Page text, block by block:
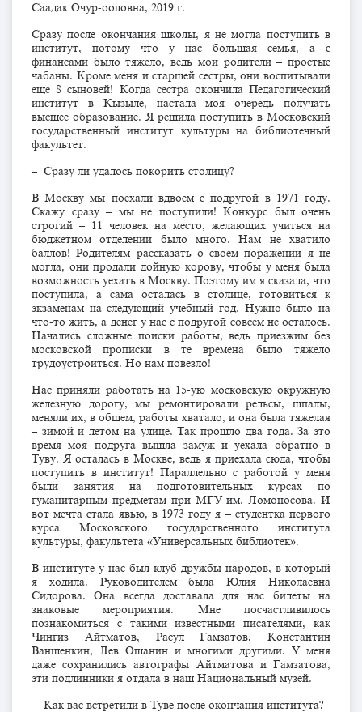
Саадак Очур-ооловна, 2019 г.
Сразу после окончания школы, я не могла поступить в
институт, потому что у нас большая семья, а с
финансами было тяжело, ведь мои родители – простые
чабаны. Кроме меня и старшей сестры, они воспитывали
еще 8 сыновей! Когда сестра окончила Педагогический
институт в Кызыле, настала моя очередь получать
высшее образование. Я решила поступить в Московский
государственный институт культуры на библиотечный
факультет.
– Сразу ли удалось покорить столицу?
В Москву мы поехали вдвоем с подругой в 1971 году.
Скажу сразу – мы не поступили! Конкурс был очень
строгий – 11 человек на место, желающих учиться на
бюджетном отделении было много. Нам не хватило
баллов! Родителям рассказать о своём поражении я не
могла, они продали дойную корову, чтобы у меня была
возможность уехать в Москву. Поэтому им я сказала, что
поступила, а сама осталась в столице, готовиться к
экзаменам на следующий учебный год. Нужно было на
что-то жить, а денег у нас с подругой совсем не осталось.
Начались сложные поиски работы, ведь приезжим без
московской прописки в те времена было тяжело
трудоустроиться. Но нам повезло!
Нас приняли работать на 15-ую московскую окружную
железную дорогу, мы ремонтировали рельсы, шпалы,
меняли их, в общем, работы хватало, и она была тяжелая
– зимой и летом на улице. Так прошло два года. За это
время моя подруга вышла замуж и уехала обратно в
Туву. Я осталась в Москве, ведь я приехала сюда, чтобы
поступить в институт! Параллельно с работой у меня
были занятия на подготовительных курсах по
гуманитарным предметам при МГУ им. Ломоносова. И
вот мечта стала явью, в 1973 году я – студентка первого
курса Московского государственного института
культуры, факультета «Универсальных библиотек».
В институте у нас был клуб дружбы народов, в который
я ходила. Руководителем была Юлия Николаевна
Сидорова. Она всегда доставала для нас билеты на
знаковые мероприятия. Мне посчастливилось
познакомиться с такими известными писателями, как
Чингиз Айтматов, Расул Гамзатов, Константин
Ваншенкин, Лев Ошанин и многими другими. У меня
даже сохранились автографы Айтматова и Гамзатова,
эти подлинники я отдала в наш Национальный музей.
– Как вас встретили в Туве после окончания института?